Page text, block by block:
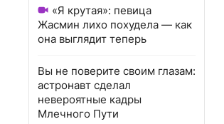
«Я крутая»: певица
Жасмин лихо похудела — как
она выглядит теперь
Вы не поверите своим глазам:
астронавт сделал
невероятные кадры
Млечного Пути